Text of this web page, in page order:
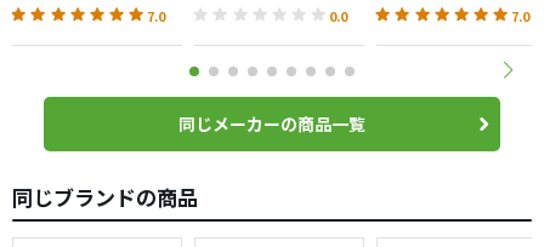
7.0 0.0 7.0
同じメーカーの商品一覧
同じブランドの商品